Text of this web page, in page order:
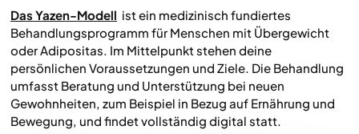
Das Yazen-Modell ist ein medizinisch fundiertes
Behandlungsprogramm für Menschen mit Übergewicht
oder Adipositas. Im Mittelpunkt stehen deine
persönlichen Voraussetzungen und Ziele. Die Behandlung
umfasst Beratung und Unterstützung bei neuen
Gewohnheiten, zum Beispiel in Bezug auf Ernährung und
Bewegung, und findet vollständig digital statt.